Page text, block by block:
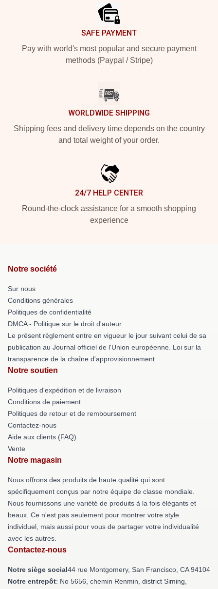
SAFE PAYMENT
Pay with world's most popular and secure payment
methods (Paypal / Stripe)
WORLDWIDE SHIPPING
Shipping fees and delivery time depends on the country
and total weight of your order.
24/7 HELP CENTER
Round-the-clock assistance for a smooth shopping
experience
Notre société
Sur nous
Conditions générales
Politiques de confidentialité
DMCA - Politique sur le droit d'auteur
Le présent règlement entre en vigueur le jour suivant celui de sa
publication au Journal officiel de l'Union européenne. Loi sur la
transparence de la chaîne d'approvisionnement
Notre soutien
Politiques d'expédition et de livraison
Conditions de paiement
Politiques de retour et de remboursement
Contactez-nous
Aide aux clients (FAQ)
Vente
Notre magasin
Nous offrons des produits de haute qualité qui sont
spécifiquement conçus par notre équipe de classe mondiale.
Nous fournissons une variété de produits à la fois élégants et
beaux. Ce n'est pas seulement pour montrer votre style
individuel, mais aussi pour vous de partager votre individualité
avec les autres.
Contactez-nous
Notre siège social44 rue Montgomery, San Francisco, CA 94104
Notre entrepôt: No 5656, chemin Renmin, district Siming,